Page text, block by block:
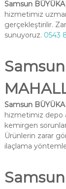
Samsun
hizmetimiz
gerçekleştirilir.
sunuyoruz. 0543
Samsun
hizmetimiz depo
kemirgen
Ürünlerin zarar
ilaçlama